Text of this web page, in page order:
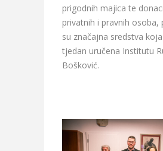
prigodnih majica te
privatnih i pravnih osoba,
su značajna sredstva
tjedan uručena Institutu
Bošković.